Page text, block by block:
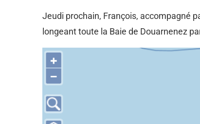
Jeudi prochain, François, accompagné
longeant toute la Baie de Douarnenez